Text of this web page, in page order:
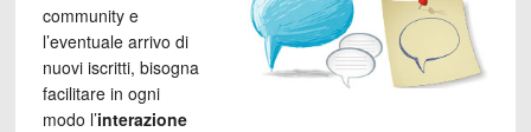
community e
l’eventuale arrivo di
nuovi iscritti, bisogna
facilitare in ogni
modo l’interazione